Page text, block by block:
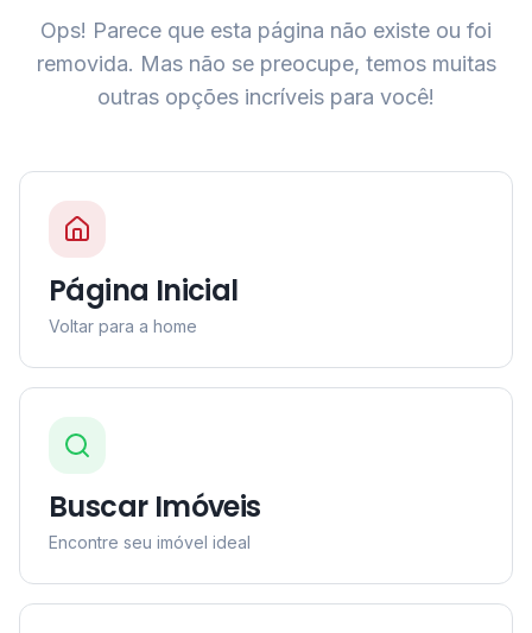
Ops! Parece que esta página não existe ou foi
removida. Mas não se preocupe, temos muitas
outras opções incríveis para você!
Página Inicial
Voltar para a home
Buscar Imóveis
Encontre seu imóvel ideal